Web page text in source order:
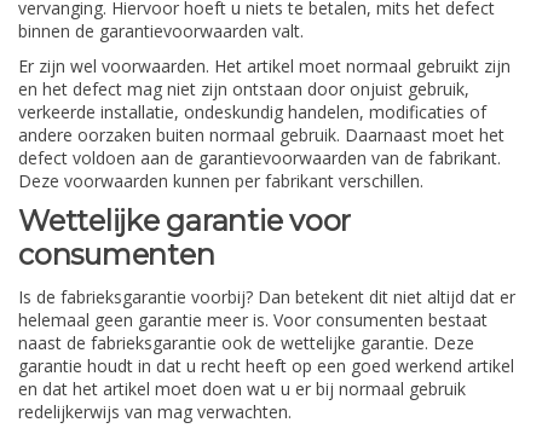
vervanging. Hiervoor hoeft u niets te betalen, mits het defect
binnen de garantievoorwaarden valt.
Er zijn wel voorwaarden. Het artikel moet normaal gebruikt zijn
en het defect mag niet zijn ontstaan door onjuist gebruik,
verkeerde installatie, ondeskundig handelen, modificaties of
andere oorzaken buiten normaal gebruik. Daarnaast moet het
defect voldoen aan de garantievoorwaarden van de fabrikant.
Deze voorwaarden kunnen per fabrikant verschillen.
Wettelijke garantie voor
consumenten
Is de fabrieksgarantie voorbij? Dan betekent dit niet altijd dat er
helemaal geen garantie meer is. Voor consumenten bestaat
naast de fabrieksgarantie ook de wettelijke garantie. Deze
garantie houdt in dat u recht heeft op een goed werkend artikel
en dat het artikel moet doen wat u er bij normaal gebruik
redelijkerwijs van mag verwachten.